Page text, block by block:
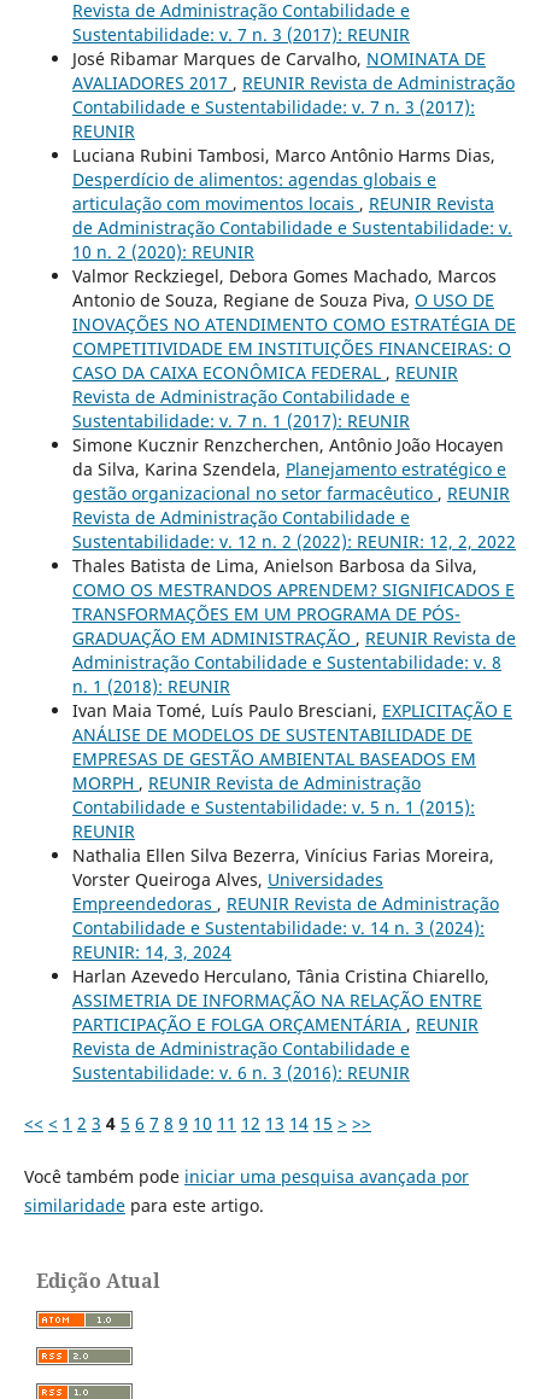
Revista de Administração Contabilidade e
Sustentabilidade: v. 7 n. 3 (2017): REUNIR
José Ribamar Marques de Carvalho, NOMINATA DE
AVALIADORES 2017 , REUNIR Revista de Administração
Contabilidade e Sustentabilidade: v. 7 n. 3 (2017):
REUNIR
Luciana Rubini Tambosi, Marco Antônio Harms Dias,
Desperdício de alimentos: agendas globais e
articulação com movimentos locais , REUNIR Revista
de Administração Contabilidade e Sustentabilidade: v.
10 n. 2 (2020): REUNIR
Valmor Reckziegel, Debora Gomes Machado, Marcos
Antonio de Souza, Regiane de Souza Piva, O USO DE
INOVAÇÕES NO ATENDIMENTO COMO ESTRATÉGIA DE
COMPETITIVIDADE EM INSTITUIÇÕES FINANCEIRAS: O
CASO DA CAIXA ECONÔMICA FEDERAL , REUNIR
Revista de Administração Contabilidade e
Sustentabilidade: v. 7 n. 1 (2017): REUNIR
Simone Kucznir Renzcherchen, Antônio João Hocayen
da Silva, Karina Szendela, Planejamento estratégico e
gestão organizacional no setor farmacêutico , REUNIR
Revista de Administração Contabilidade e
Sustentabilidade: v. 12 n. 2 (2022): REUNIR: 12, 2, 2022
Thales Batista de Lima, Anielson Barbosa da Silva,
COMO OS MESTRANDOS APRENDEM? SIGNIFICADOS E
TRANSFORMAÇÕES EM UM PROGRAMA DE PÓS-
GRADUAÇÃO EM ADMINISTRAÇÃO , REUNIR Revista de
Administração Contabilidade e Sustentabilidade: v. 8
n. 1 (2018): REUNIR
Ivan Maia Tomé, Luís Paulo Bresciani, EXPLICITAÇÃO E
ANÁLISE DE MODELOS DE SUSTENTABILIDADE DE
EMPRESAS DE GESTÃO AMBIENTAL BASEADOS EM
MORPH , REUNIR Revista de Administração
Contabilidade e Sustentabilidade: v. 5 n. 1 (2015):
REUNIR
Nathalia Ellen Silva Bezerra, Vinícius Farias Moreira,
Vorster Queiroga Alves, Universidades
Empreendedoras , REUNIR Revista de Administração
Contabilidade e Sustentabilidade: v. 14 n. 3 (2024):
REUNIR: 14, 3, 2024
Harlan Azevedo Herculano, Tânia Cristina Chiarello,
ASSIMETRIA DE INFORMAÇÃO NA RELAÇÃO ENTRE
PARTICIPAÇÃO E FOLGA ORÇAMENTÁRIA , REUNIR
Revista de Administração Contabilidade e
Sustentabilidade: v. 6 n. 3 (2016): REUNIR
<< < 1 2 3 4 5 6 7 8 9 10 11 12 13 14 15 > >>
Você também pode iniciar uma pesquisa avançada por
similaridadepara este artigo.
Edição Atual